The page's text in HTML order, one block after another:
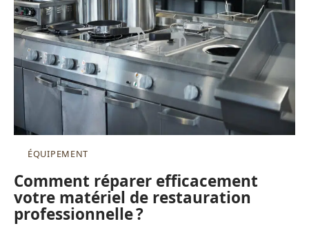
ÉQUIPEMENT
Comment réparer efficacement
votre matériel de restauration
professionnelle ?